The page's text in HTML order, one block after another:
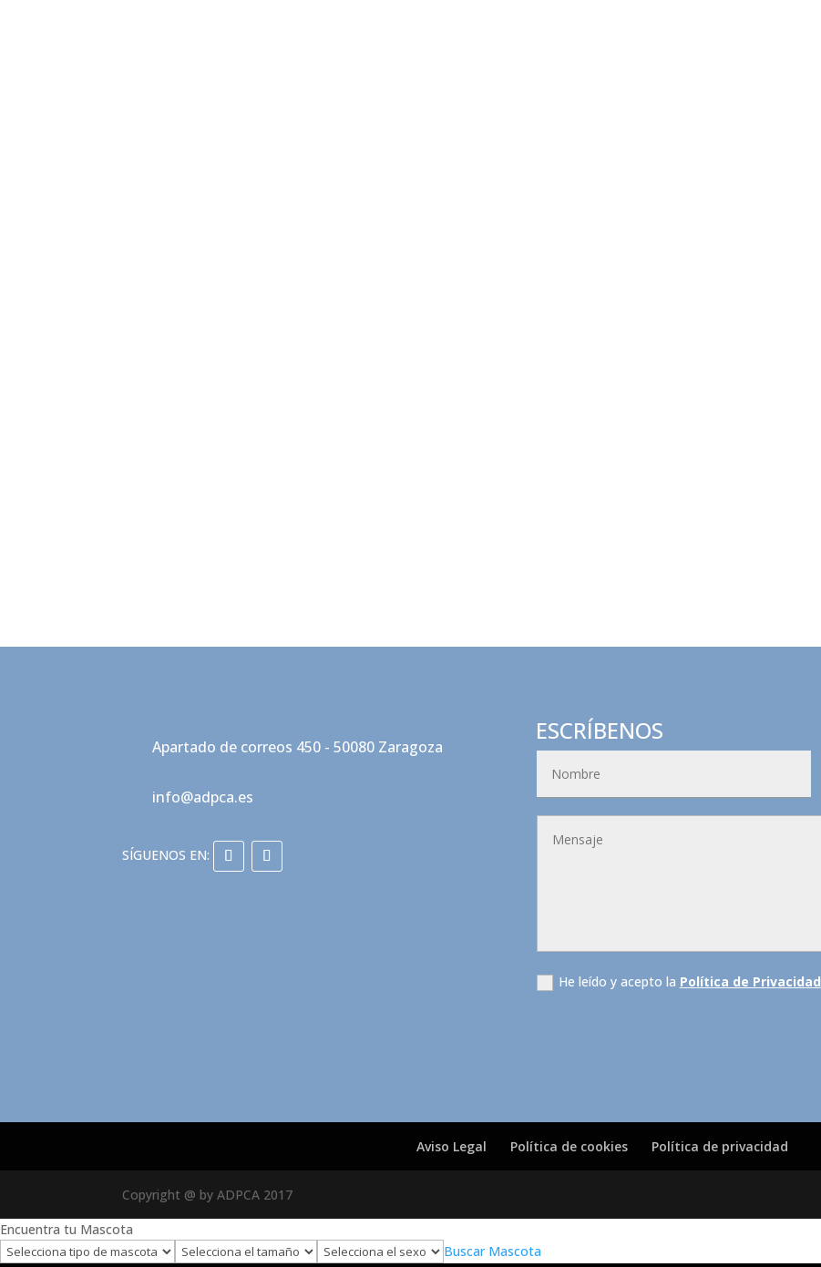
Apartado de correos 450 - 50080 Zaragoza
info@adpca.es
ESCRÍBENOS
He leído y acepto la Política de Privacidad
Aviso Legal Política de cookies Política de privacidad
Copyright @ by ADPCA 2017
Encuentra tu Mascota
Buscar Mascota